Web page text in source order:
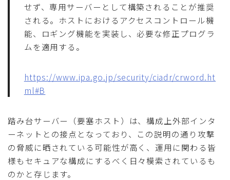
せず、専用サーバーとして構築されることが推奨
される。ホストにおけるアクセスコントロール機
能、ロギング機能を実装し、必要な修正プログラ
ムを適用する。
https://www.ipa.go.jp/security/ciadr/crword.ht
ml#B
踏み台サーバー（要塞ホスト）は、構成上外部インタ
ーネットとの接点となっており、この説明の通り攻撃
の脅威に晒されている可能性が高く、運用に関わる皆
様もセキュアな構成にするべく日々模索されているも
のかと存じます。